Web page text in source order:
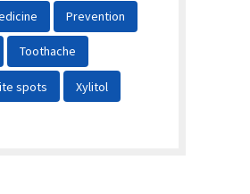
Prevention
Toothache
spots Xylitol